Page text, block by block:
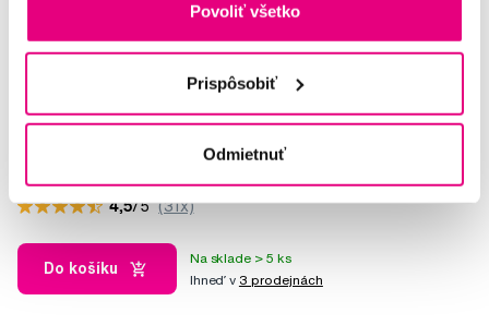
Povoliť všetko
Prispôsobiť
Odmietnuť
Frida Baby Easy Grip, nožničky na nechty
4,5/5 (31x)
Do košíku
Na sklade > 5 ks
Ihneď v 3 prodejnách